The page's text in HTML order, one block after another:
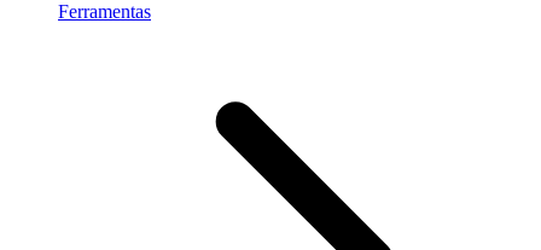
Ferramentas